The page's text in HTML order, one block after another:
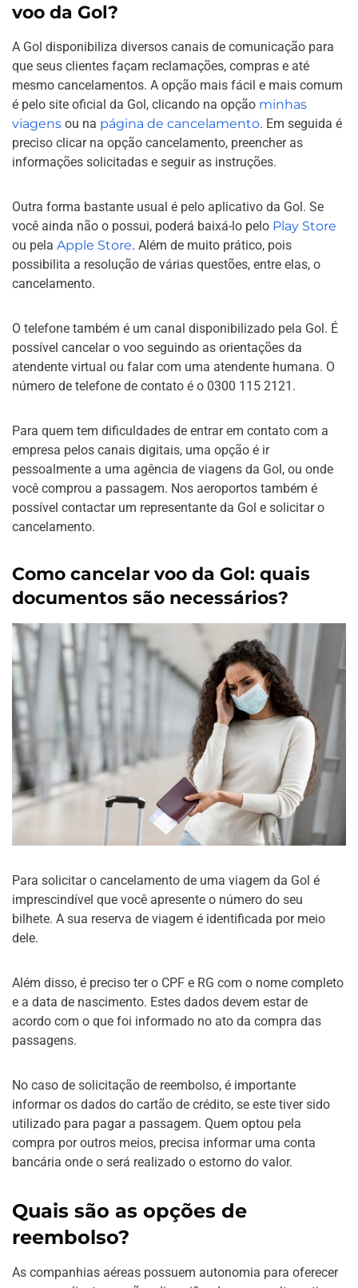
voo da Gol?
A Gol disponibiliza diversos canais de comunicação para
que seus clientes façam reclamações, compras e até
mesmo cancelamentos. A opção mais fácil e mais comum
é pelo site oficial da Gol, clicando na opção minhas
viagens ou na página de cancelamento. Em seguida é
preciso clicar na opção cancelamento, preencher as
informações solicitadas e seguir as instruções.
Outra forma bastante usual é pelo aplicativo da Gol. Se
você ainda não o possui, poderá baixá-lo pelo Play Store
ou pela Apple Store. Além de muito prático, pois
possibilita a resolução de várias questões, entre elas, o
cancelamento.
O telefone também é um canal disponibilizado pela Gol. É
possível cancelar o voo seguindo as orientações da
atendente virtual ou falar com uma atendente humana. O
número de telefone de contato é o 0300 115 2121.
Para quem tem dificuldades de entrar em contato com a
empresa pelos canais digitais, uma opção é ir
pessoalmente a uma agência de viagens da Gol, ou onde
você comprou a passagem. Nos aeroportos também é
possível contactar um representante da Gol e solicitar o
cancelamento.
Como cancelar voo da Gol: quais
documentos são necessários?
Para solicitar o cancelamento de uma viagem da Gol é
imprescindível que você apresente o número do seu
bilhete. A sua reserva de viagem é identificada por meio
dele.
Além disso, é preciso ter o CPF e RG com o nome completo
e a data de nascimento. Estes dados devem estar de
acordo com o que foi informado no ato da compra das
passagens.
No caso de solicitação de reembolso, é importante
informar os dados do cartão de crédito, se este tiver sido
utilizado para pagar a passagem. Quem optou pela
compra por outros meios, precisa informar uma conta
bancária onde o será realizado o estorno do valor.
Quais são as opções de
reembolso?
As companhias aéreas possuem autonomia para oferecer